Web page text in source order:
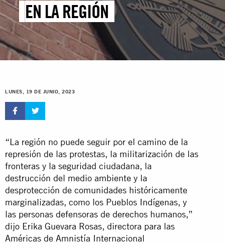
EN LA REGIÓN
LUNES, 19 DE JUNIO, 2023
“La región no puede seguir por el camino de la
represión de las protestas, la militarización de las
fronteras y la seguridad ciudadana, la
destrucción del medio ambiente y la
desprotección de comunidades históricamente
marginalizadas, como los Pueblos Indígenas, y
las personas defensoras de derechos humanos,”
dijo Erika Guevara Rosas, directora para las
Américas de Amnistía Internacional